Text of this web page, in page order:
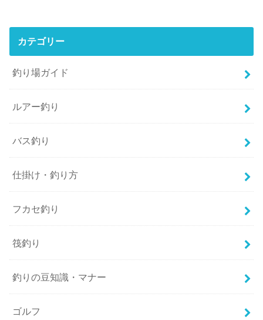
カテゴリー
釣り場ガイド
ルアー釣り
バス釣り
仕掛け・釣り方
フカセ釣り
筏釣り
釣りの豆知識・マナー
ゴルフ